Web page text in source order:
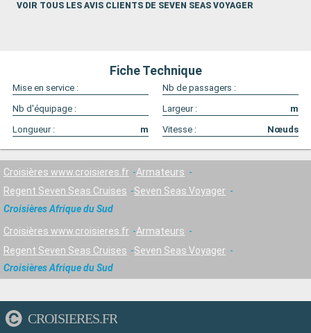
VOIR TOUS LES AVIS CLIENTS DE SEVEN SEAS VOYAGER
Fiche Technique
Mise en service :
Nb de passagers :
Nb d'équipage :
Largeur :
m
Longueur :
m Vitesse : Nœuds
Croisières www.croisieres.fr
Armateurs
Regent Seven Seas Cruises
Seven Seas Voyager
Croisières Afrique du Sud
Croisières www.croisieres.fr
Armateurs
Regent Seven Seas Cruises
Seven Seas Voyager
Croisières Afrique du Sud
CROISIERES.FR